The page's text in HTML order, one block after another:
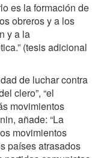
es la formación de
obreros y a los
y a la
(tesis adicional
de luchar contra
clero”, “el
movimientos
añade: “La
movimientos
países atrasados